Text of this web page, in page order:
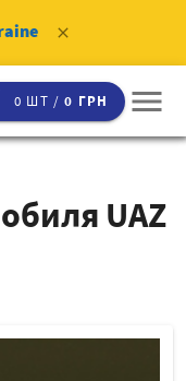
clear
0 ШТ /0 ГРН menu
UAZ